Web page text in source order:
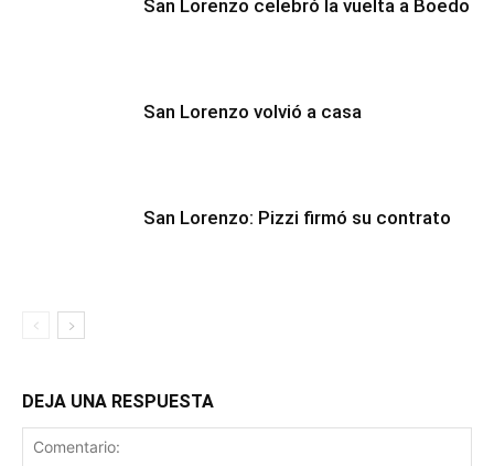
San Lorenzo celebró la vuelta a Boedo
San Lorenzo volvió a casa
San Lorenzo: Pizzi firmó su contrato
DEJA UNA RESPUESTA